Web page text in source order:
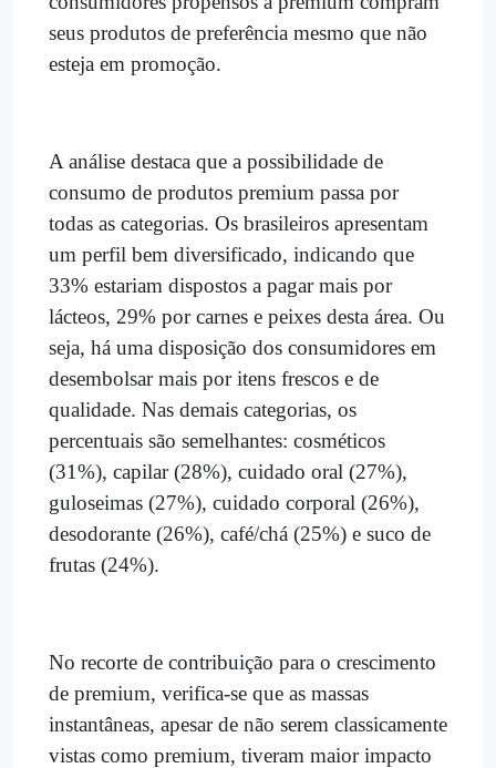
seus produtos de preferência mesmo que não
esteja em promoção.
A análise destaca que a possibilidade de
consumo de produtos premium passa por
todas as categorias. Os brasileiros apresentam
um perfil bem diversificado, indicando que
33% estariam dispostos a pagar mais por
lácteos, 29% por carnes e peixes desta área. Ou
seja, há uma disposição dos consumidores em
desembolsar mais por itens frescos e de
qualidade. Nas demais categorias, os
percentuais são semelhantes: cosméticos
(31%), capilar (28%), cuidado oral (27%),
guloseimas (27%), cuidado corporal (26%),
desodorante (26%), café/chá (25%) e suco de
frutas (24%).
No recorte de contribuição para o crescimento
de premium, verifica-se que as massas
instantâneas, apesar de não serem classicamente
vistas como premium, tiveram maior impacto